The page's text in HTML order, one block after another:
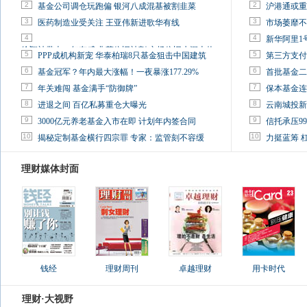
2 基金公司调仓玩跑偏 银河八成混基被割韭菜
3 医药制造业受关注 王亚伟新进歌华有线
4
徐翔被带走一年有感:韭菜依旧被割 市场依旧水深火热
5 PPP成机构新宠 华泰柏瑞8只基金狙击中国建筑
6 基金冠军？年内最大涨幅！一夜暴涨177.29%
7 年关难闯 基金满手“防御牌”
8 进退之间 百亿私募重仓大曝光
9 3000亿元养老基金入市在即 计划年内签合同
10 揭秘定制基金横行四宗罪 专家：监管刻不容缓
2 沪港通或
3 市场萎靡
4 新华阿里1
5 第三方支
6 首批基金
7 保本基金
8 云南城投
9 信托承压
10 力挺蓝筹
理财媒体封面
钱经 理财周刊 卓越理财 用卡时代
理财·大视野